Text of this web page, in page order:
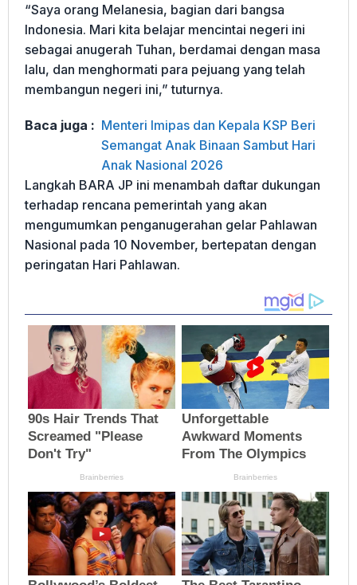
“Saya orang Melanesia, bagian dari bangsa
Indonesia. Mari kita belajar mencintai negeri ini
sebagai anugerah Tuhan, berdamai dengan masa
lalu, dan menghormati para pejuang yang telah
membangun negeri ini,” tuturnya.
Baca juga : Menteri Imipas dan Kepala KSP Beri
Semangat Anak Binaan Sambut Hari
Anak Nasional 2026
Langkah BARA JP ini menambah daftar dukungan
terhadap rencana pemerintah yang akan
mengumumkan penganugerahan gelar Pahlawan
Nasional pada 10 November, bertepatan dengan
peringatan Hari Pahlawan.